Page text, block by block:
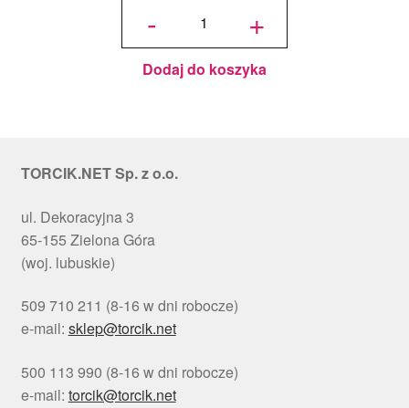
-
okrągły
Choinki
Ø 30
cm, h 1
cm - PC
+
Dodaj do koszyka
TORCIK.NET Sp. z o.o.
ul. Dekoracyjna 3
65-155 Zielona Góra
(woj. lubuskie)
509 710 211 (8-16 w dni robocze)
e-mail: sklep@torcik.net
500 113 990 (8-16 w dni robocze)
e-mail: torcik@torcik.net